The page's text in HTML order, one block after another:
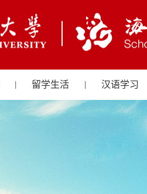
留学生活 汉语学习